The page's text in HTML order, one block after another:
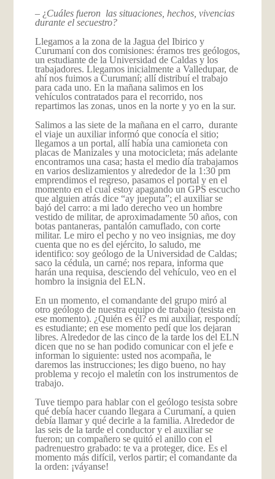
– ¿Cuáles fueron las situaciones, hechos, vivencias
durante el secuestro?
Llegamos a la zona de la Jagua del Ibirico y
Curumaní con dos comisiones: éramos tres geólogos,
un estudiante de la Universidad de Caldas y los
trabajadores. Llegamos inicialmente a Valledupar, de
ahí nos fuimos a Curumaní; allí distribuí el trabajo
para cada uno. En la mañana salimos en los
vehículos contratados para el recorrido, nos
repartimos las zonas, unos en la norte y yo en la sur.
Salimos a las siete de la mañana en el carro, durante
el viaje un auxiliar informó que conocía el sitio;
llegamos a un portal, allí había una camioneta con
placas de Manizales y una motocicleta; más adelante
encontramos una casa; hasta el medio día trabajamos
en varios deslizamientos y alrededor de la 1:30 pm
emprendimos el regreso, pasamos el portal y en el
momento en el cual estoy apagando un GPS escucho
que alguien atrás dice “ay jueputa”; el auxiliar se
bajó del carro: a mi lado derecho veo un hombre
vestido de militar, de aproximadamente 50 años, con
botas pantaneras, pantalón camuflado, con corte
militar. Le miro el pecho y no veo insignias, me doy
cuenta que no es del ejército, lo saludo, me
identifico: soy geólogo de la Universidad de Caldas;
saco la cédula, un carné; nos repara, informa que
harán una requisa, desciendo del vehículo, veo en el
hombro la insignia del ELN.
En un momento, el comandante del grupo miró al
otro geólogo de nuestra equipo de trabajo (tesista en
ese momento). ¿Quién es él? es mi auxiliar, respondí;
es estudiante; en ese momento pedí que los dejaran
libres. Alrededor de las cinco de la tarde los del ELN
dicen que no se han podido comunicar con el jefe e
informan lo siguiente: usted nos acompaña, le
daremos las instrucciones; les digo bueno, no hay
problema y recojo el maletín con los instrumentos de
trabajo.
Tuve tiempo para hablar con el geólogo tesista sobre
qué debía hacer cuando llegara a Curumaní, a quien
debía llamar y qué decirle a la familia. Alrededor de
las seis de la tarde el conductor y el auxiliar se
fueron; un compañero se quitó el anillo con el
padrenuestro grabado: te va a proteger, dice. Es el
momento más difícil, verlos partir; el comandante da
la orden: ¡váyanse!